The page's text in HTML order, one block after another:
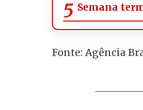
Semana
Fonte: Agência